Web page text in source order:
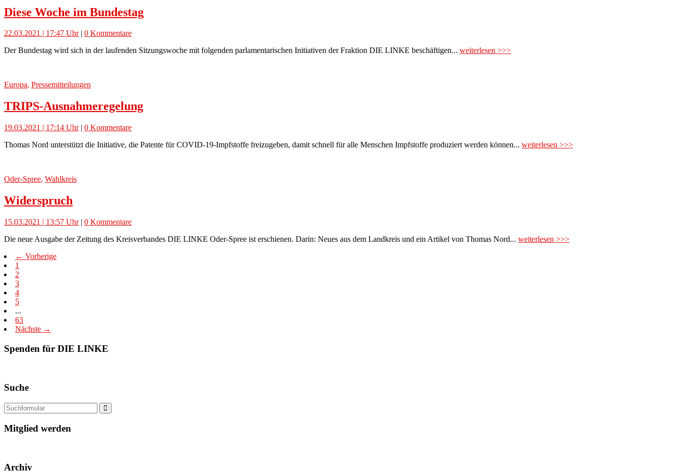
Diese Woche im Bundestag
22.03.2021 | 17:47 Uhr| 0 Kommentare
Der Bundestag wird sich in der laufenden Sitzungswoche mit folgenden parlamentarischen Initiativen der Fraktion DIE LINKE beschäftigen... weiterlesen >>>
Europa, Pressemitteilungen
TRIPS-Ausnahmeregelung
19.03.2021 | 17:14 Uhr| 0 Kommentare
Thomas Nord unterstützt die Initiative, die Patente für COVID-19-Impfstoffe freizugeben, damit schnell für alle Menschen Impfstoffe produziert werden können... weiterlesen >>>
Oder-Spree, Wahlkreis
Widerspruch
15.03.2021 | 13:57 Uhr| 0 Kommentare
Die neue Ausgabe der Zeitung des Kreisverbandes DIE LINKE Oder-Spree ist erschienen. Darin: Neues aus dem Landkreis und ein Artikel von Thomas Nord... weiterlesen >>>
← Vorherige
1
2
3
4
5
...
63
Nächste →
Spenden für DIE LINKE
Suche
Mitglied werden
Archiv